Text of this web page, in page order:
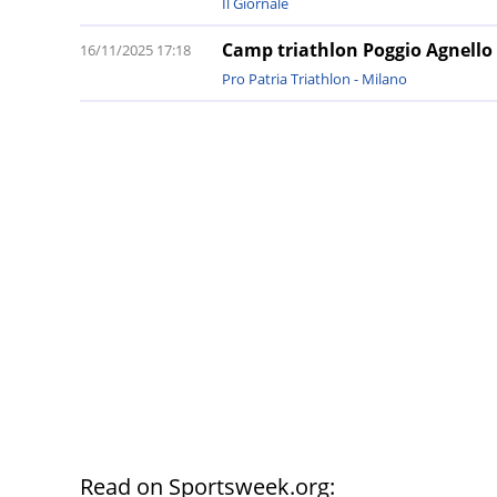
Camp triathlon Poggio Agnello
16/11/2025 17:18
Pro Patria Triathlon - Milano
Read on Sportsweek.org: